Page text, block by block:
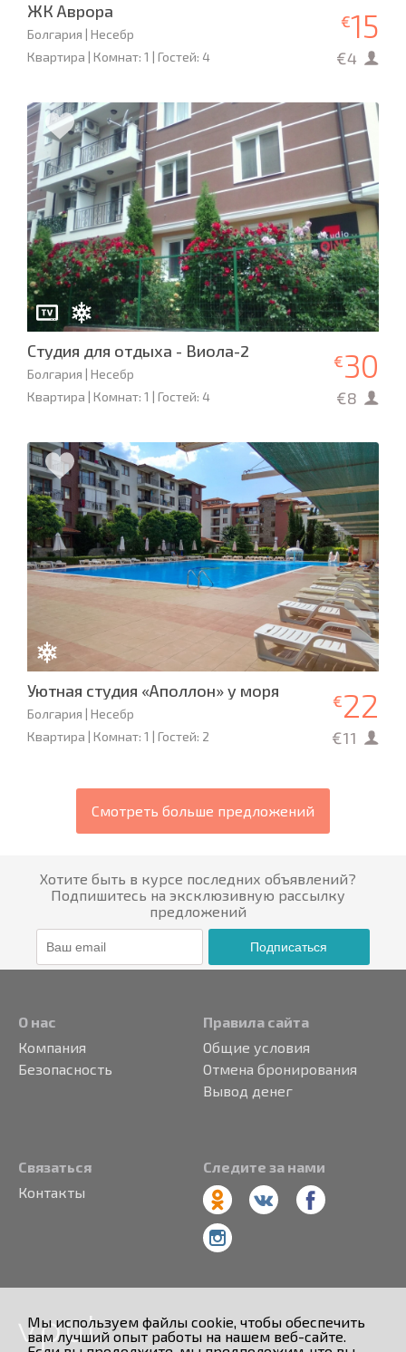
ЖК Аврора
Болгария | Несебр
Квартира | Комнат: 1 | Гостей: 4
€15
€4
Студия для отдыха - Виола-2
Болгария | Несебр
Квартира | Комнат: 1 | Гостей: 4
€30
€8
Уютная студия «Аполлон» у моря
Болгария | Несебр
Квартира | Комнат: 1 | Гостей: 2
€22
€11
Смотреть больше предложений
Мы используем файлы cookie, чтобы обеспечить
вам лучший опыт работы на нашем веб-сайте.
Хотите быть в курсе последних объявлений?
Подпишитесь на эксклюзивную рассылку
предложений
Подписаться
О нас
Компания
Безопасность
Правила сайта
Общие условия
Отмена бронирования
Вывод денег
Связаться
Контакты
Следите за нами